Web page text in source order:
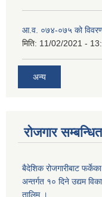
आ.व. ०७४-०७५ को
मिति: 11/02/2021 -
अन्य
रोजगार सम्बन्धित
बैदेशिक रोजगारीबाट
अन्तर्गत १० दिने उद्यम
तालिम ।